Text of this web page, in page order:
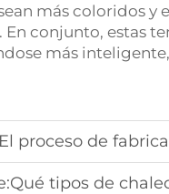
más coloridos y
En conjunto, estas
más
El proceso de
Qué tipos de